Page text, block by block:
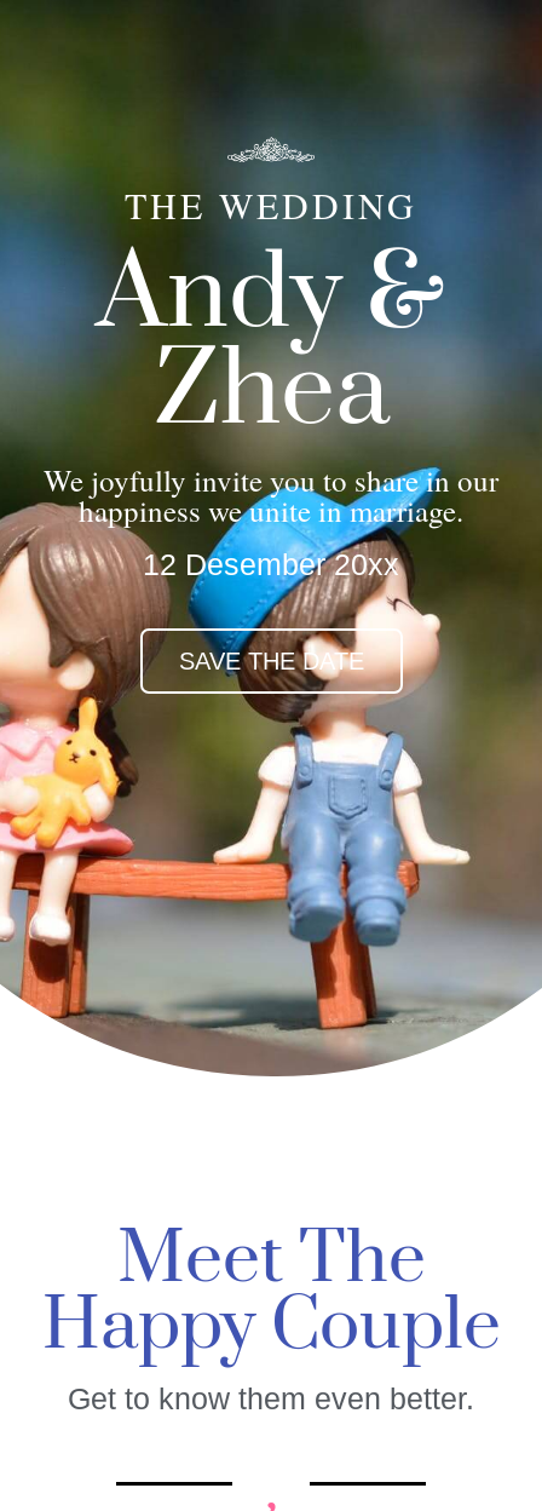
THE WEDDING
Andy &
Zhea
We joyfully invite you to share in our
happiness we unite in marriage.
12 Desember 20xx
SAVE THE DATE
Meet The
Happy Couple
Get to know them even better.